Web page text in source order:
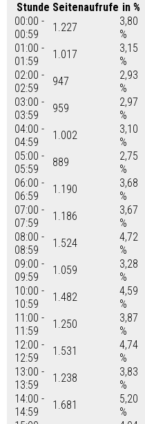
Stunde Seitenaufrufe in %
00:00 -
00:59
1.227
3,80
%
01:00 -
01:59
1.017
3,15
%
02:00 -
02:59
947
2,93
%
03:00 -
03:59
959
2,97
%
04:00 -
04:59
1.002
3,10
%
05:00 -
05:59
889
2,75
%
06:00 -
06:59
1.190
3,68
%
07:00 -
07:59
1.186
3,67
%
08:00 -
08:59
1.524
4,72
%
09:00 -
09:59
1.059
3,28
%
10:00 -
10:59
1.482
4,59
%
11:00 -
11:59
1.250
3,87
%
12:00 -
12:59
1.531
4,74
%
13:00 -
13:59
1.238
3,83
%
14:00 -
14:59
1.681
5,20
%